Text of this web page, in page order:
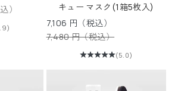
）
キュー マスク(1箱5枚入)
セール価格
7,106 円（税込）
通常価格
7,480 円（税込）
(5.0)